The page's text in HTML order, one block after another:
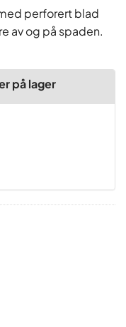
perforert blad
av og på spaden.
på lager